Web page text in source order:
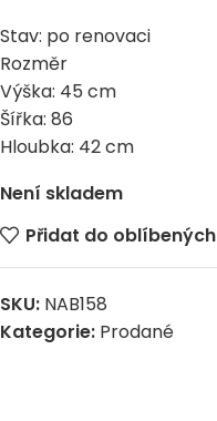
Stav: po renovaci
Rozměr
Výška: 45 cm
Šířka: 86
Hloubka: 42 cm
Není skladem
Přidat do oblíbených
SKU: NAB158
Kategorie: Prodané